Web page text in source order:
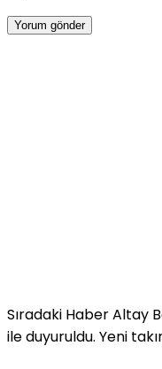
Sıradaki HaberAltay
ile duyuruldu. Yeni